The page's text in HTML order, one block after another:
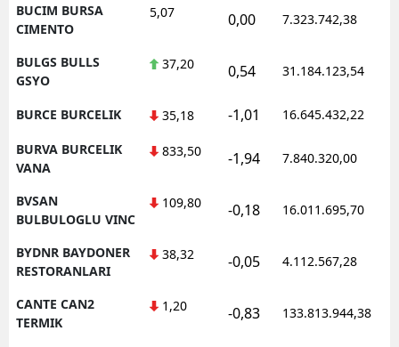
BUCIM BURSA
CIMENTO
5,07 0,00 7.323.742,38
BULGS BULLS
GSYO
37,20 0,54 31.184.123,54
BURCE BURCELIK 35,18 -1,01 16.645.432,22
BURVA BURCELIK
VANA
833,50 -1,94 7.840.320,00
BVSAN
BULBULOGLU VINC
109,80 -0,18 16.011.695,70
BYDNR BAYDONER
RESTORANLARI
38,32 -0,05 4.112.567,28
CANTE CAN2
TERMIK
1,20 -0,83 133.813.944,38